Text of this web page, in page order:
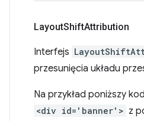
LayoutShiftAttribution
Interfejs
przesunięcia układu
Na przykład poniższy
<div id='banner'> z